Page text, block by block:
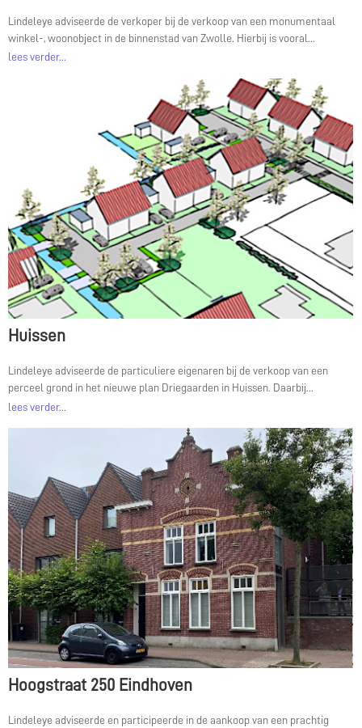
Lindeleye adviseerde de verkoper bij de verkoop van een monumentaal
winkel-, woonobject in de binnenstad van Zwolle. Hierbij is vooral...
lees verder...
Huissen
Lindeleye adviseerde de particuliere eigenaren bij de verkoop van een
perceel grond in het nieuwe plan Driegaarden in Huissen. Daarbij...
lees verder...
Hoogstraat 250 Eindhoven
Lindeleye adviseerde en participeerde in de aankoop van een prachtig